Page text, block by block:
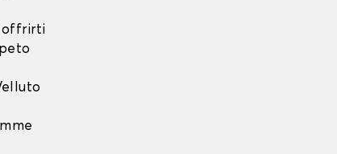
offrirti